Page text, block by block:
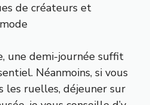
de créateurs et
une demi-journée suffit
Néanmoins, si vous
les ruelles, déjeuner sur